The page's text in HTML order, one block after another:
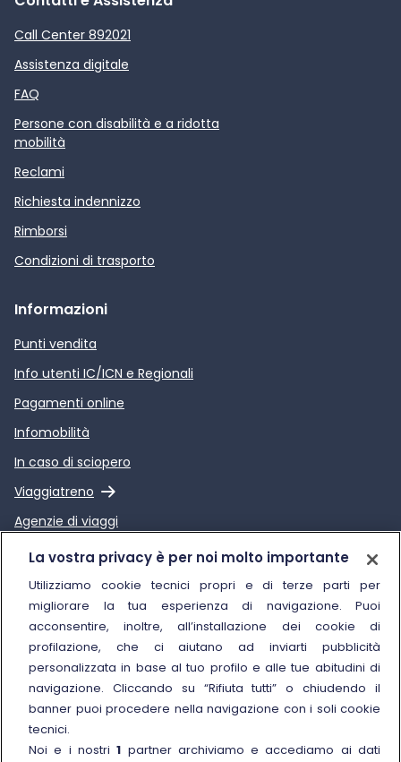
Call Center 892021
Assistenza digitale
FAQ
Persone con disabilità e a ridotta
mobilità
Reclami
Richiesta indennizzo
Rimborsi
Condizioni di trasporto
Informazioni
Punti vendita
Info utenti IC/ICN e Regionali
Pagamenti online
Infomobilità
In caso di sciopero
Viaggiatreno
Link esterno
Agenzie di viaggi
Relazione sulla Qualità dei
servizi di Trenitalia
Link esterno
Trenitalia
Chi siamo
Sostenibilità
Trenitalia for Business
La vostra privacy è per noi molto importante
Utilizziamo cookie tecnici propri e di terze parti per
migliorare la tua esperienza di navigazione. Puoi
acconsentire, inoltre, all’installazione dei cookie di
profilazione, che ci aiutano ad inviarti pubblicità
personalizzata in base al tuo profilo e alle tue abitudini di
navigazione. Cliccando su “Rifiuta tutti” o chiudendo il
banner puoi procedere nella navigazione con i soli cookie
tecnici.
Noi e i nostri1 partner archiviamo e accediamo ai dati